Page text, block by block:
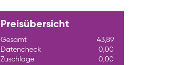
Preisübersicht
Gesamt
43,89
Datencheck
0,00
Zuschläge
0,00